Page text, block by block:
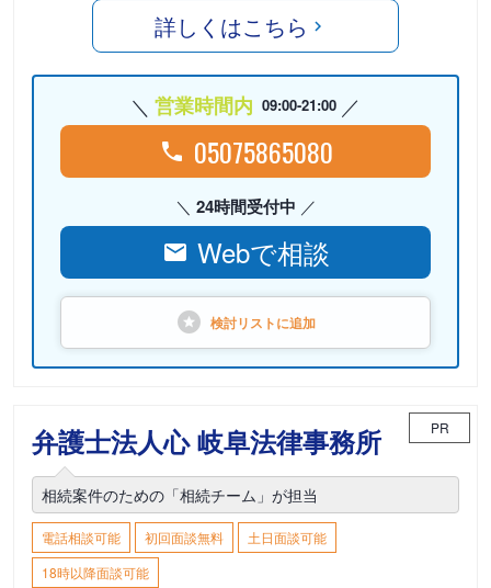
詳しくはこちら
営業時間内 09:00-21:00
05075865080
24時間受付中
Webで相談
検討リストに追加
弁護士法人心 岐阜法律事務所 PR
相続案件のための「相続チーム」が担当
電話相談可能 初回面談無料
土日面談可能
18時以降面談可能